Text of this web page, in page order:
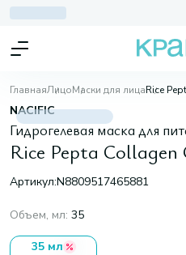
ГлавнаяЛицоМаски для лицаRice
NACIFIC
Гидрогелевая маска для
Rice Pepta Collagen
Артикул:N8809517465881
Объем, мл: 35
35 мл